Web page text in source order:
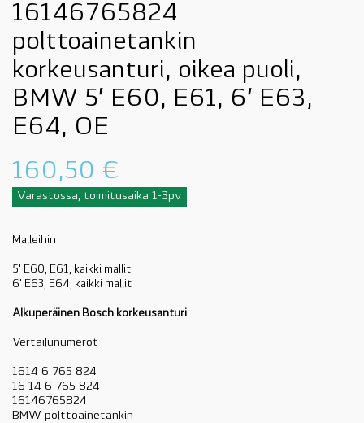
16146765824
polttoainetankin
korkeusanturi, oikea puoli,
BMW 5′ E60, E61, 6′ E63,
E64, OE
160,50 €
Varastossa, toimitusaika 1-3pv
Malleihin
5' E60, E61, kaikki mallit
6' E63, E64, kaikki mallit
Alkuperäinen Bosch korkeusanturi
Vertailunumerot
1614 6 765 824
16 14 6 765 824
16146765824
BMW polttoainetankin